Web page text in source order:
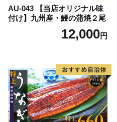
AU-043 【当店オリジナル味
付け】九州産・鰻の蒲焼２尾
12,000円